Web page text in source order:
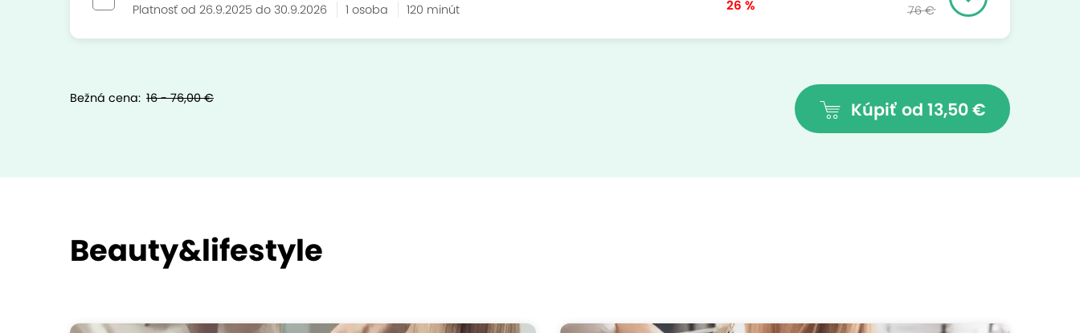
Platnosť od 26.9.2025 do 30.9.2026 1 osoba 120 minút
26 %
76 €
Kúpiť od 13,50 €
Bežná cena: 16 - 76,00 €
Beauty&lifestyle